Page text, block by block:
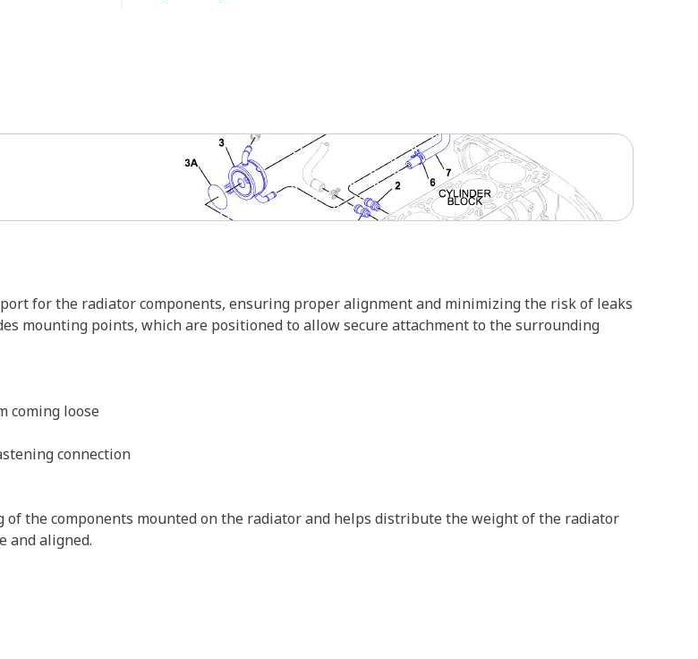
for the radiator components, ensuring proper alignment and minimizing the risk of leaks
mounting points, which are positioned to allow secure attachment to the surrounding
coming loose
connection
the components mounted on the radiator and helps distribute the weight of the radiator
and aligned.